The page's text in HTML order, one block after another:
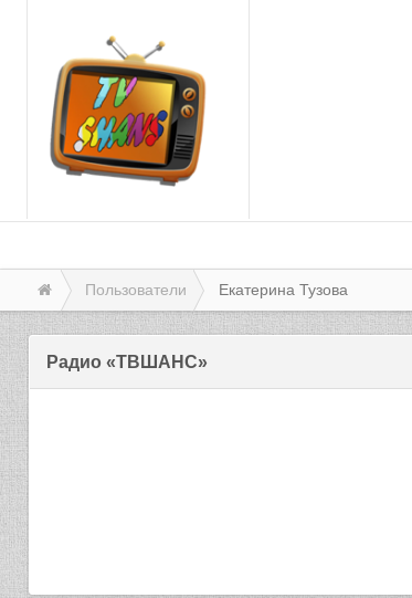
Пользователи Екатерина Тузова
Радио «ТВШАНС»